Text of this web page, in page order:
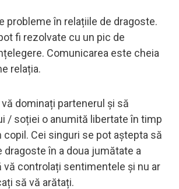
probleme în relațiile de dragoste.
fi rezolvate cu un pic de
Comunicarea este cheia
relația.
dominați partenerul și să
/ soției o anumită libertate în timp
copil. Cei singuri se pot aștepta să
dragoste în a doua jumătate a
vă controlați sentimentele și nu ar
să vă arătați.